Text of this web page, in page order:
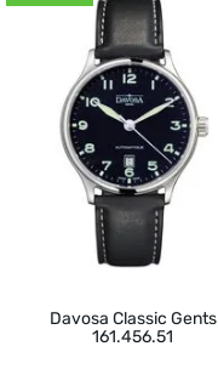
Davosa Classic Gents
161.456.51